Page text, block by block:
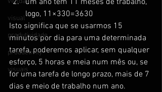
visual
produtividade
productivity
visuais
um ano tem 11 meses de trabalho,
logo, 11×330=3630
Isto significa que se usarmos 15
minutos por dia para uma determinada
tarefa, poderemos aplicar, sem qualquer
esforço, 5 horas e meia num mês ou, se
for uma tarefa de longo prazo, mais de 7
dias e meio de trabalho num ano.